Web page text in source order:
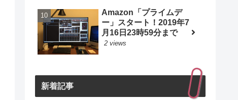
Amazon「プライムデ
ー」スタート！2019年7
月16日23時59分まで
2 views
新着記事